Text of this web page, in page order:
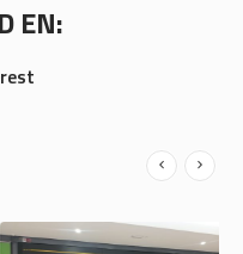
EN: